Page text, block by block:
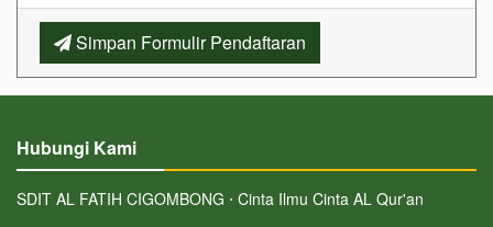
Simpan Formulir Pendaftaran
Hubungi Kami
SDIT AL FATIH CIGOMBONG ⋅ Cinta Ilmu Cinta AL Qur'an